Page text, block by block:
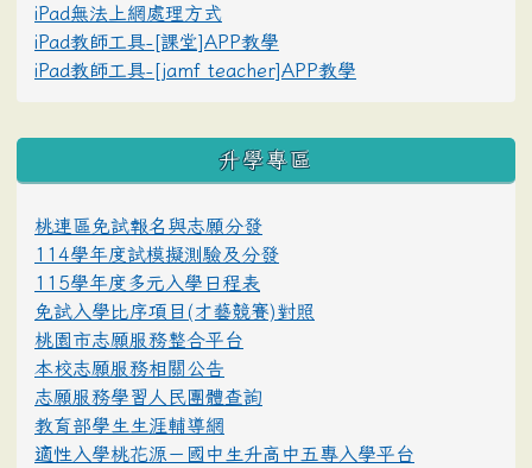
iPad無法上網處理方式
iPad教師工具-[課堂]APP教學
iPad教師工具-[jamf teacher]APP教學
升學專區
桃連區免試報名與志願分發
114學年度試模擬測驗及分發
115學年度多元入學日程表
免試入學比序項目(才藝競賽)對照
桃園市志願服務整合平台
本校志願服務相關公告
志願服務學習人民團體查詢
教育部學生生涯輔導網
適性入學桃花源－國中生升高中五專入學平台